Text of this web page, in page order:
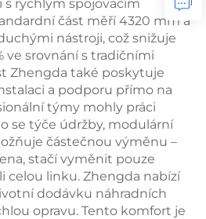
rychlým spojovacím
část měří 4320 mm a
nástroji, což snižuje
ve srovnání s tradičními
Zhengda také poskytuje
a podporu přímo na
týmy mohly práci
se týče údržby, modulární
částečnou výměnu –
stačí vyměnit pouze
celou linku. Zhengda nabízí
dodávku náhradních
opravu. Tento komfort je